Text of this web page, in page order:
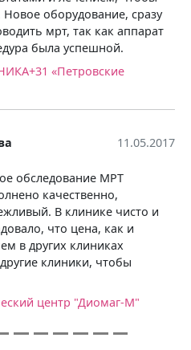
оборудование, сразу
мрт, так как аппарат
была успешной.
«Петровские
11.05.2017
обследование МРТ
качественно,
В клинике чисто и
что цена, как и
в других клиниках
клиники, чтобы
центр "Диомаг-М"